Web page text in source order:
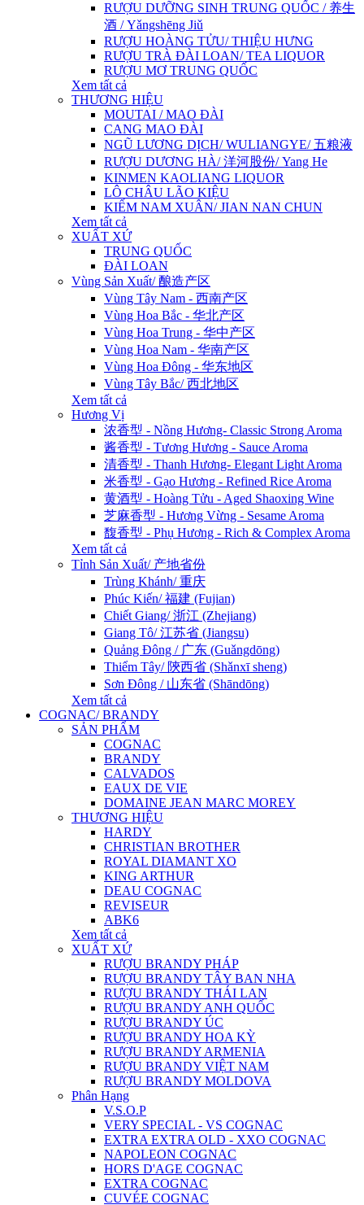
RƯỢU DƯỠNG SINH TRUNG QUỐC / 养生
酒 / Yǎngshēng Jiǔ
RƯỢU HOÀNG TỬU/ THIỆU HƯNG
RƯỢU TRÀ ĐÀI LOAN/ TEA LIQUOR
RƯỢU MƠ TRUNG QUỐC
Xem tất cả
THƯƠNG HIỆU
MOUTAI / MAO ĐÀI
CANG MAO ĐÀI
NGŨ LƯƠNG DỊCH/ WULIANGYE/ 五粮液
RƯỢU DƯƠNG HÀ/ 洋河股份/ Yang He
KINMEN KAOLIANG LIQUOR
LÔ CHÂU LÃO KIỆU
KIẾM NAM XUÂN/ JIAN NAN CHUN
Xem tất cả
XUẤT XỨ
TRUNG QUỐC
ĐÀI LOAN
Vùng Sản Xuất/ 酿造产区
Vùng Tây Nam - 西南产区
Vùng Hoa Bắc - 华北产区
Vùng Hoa Trung - 华中产区
Vùng Hoa Nam - 华南产区
Vùng Hoa Đông - 华东地区
Vùng Tây Bắc/ 西北地区
Xem tất cả
Hương Vị
浓香型 - Nồng Hương- Classic Strong Aroma
酱香型 - Tương Hương - Sauce Aroma
清香型 - Thanh Hương- Elegant Light Aroma
米香型 - Gạo Hương - Refined Rice Aroma
黄酒型 - Hoàng Tửu - Aged Shaoxing Wine
芝麻香型 - Hương Vừng - Sesame Aroma
馥香型 - Phụ Hương - Rich & Complex Aroma
Xem tất cả
Tỉnh Sản Xuất/ 产地省份
Trùng Khánh/ 重庆
Phúc Kiến/ 福建 (Fujian)
Chiết Giang/ 浙江 (Zhejiang)
Giang Tô/ 江苏省 (Jiangsu)
Quảng Đông / 广东 (Guǎngdōng)
Thiểm Tây/ 陝西省 (Shǎnxī sheng)
Sơn Đông / 山东省 (Shāndōng)
Xem tất cả
COGNAC/ BRANDY
SẢN PHẨM
COGNAC
BRANDY
CALVADOS
EAUX DE VIE
DOMAINE JEAN MARC MOREY
THƯƠNG HIỆU
HARDY
CHRISTIAN BROTHER
ROYAL DIAMANT XO
KING ARTHUR
DEAU COGNAC
REVISEUR
ABK6
Xem tất cả
XUẤT XỨ
RƯỢU BRANDY PHÁP
RƯỢU BRANDY TÂY BAN NHA
RƯỢU BRANDY THÁI LAN
RƯỢU BRANDY ANH QUỐC
RƯỢU BRANDY ÚC
RƯỢU BRANDY HOA KỲ
RƯỢU BRANDY ARMENIA
RƯỢU BRANDY VIỆT NAM
RƯỢU BRANDY MOLDOVA
Phân Hạng
V.S.O.P
VERY SPECIAL - VS COGNAC
EXTRA EXTRA OLD - XXO COGNAC
NAPOLEON COGNAC
HORS D'AGE COGNAC
EXTRA COGNAC
CUVÉE COGNAC